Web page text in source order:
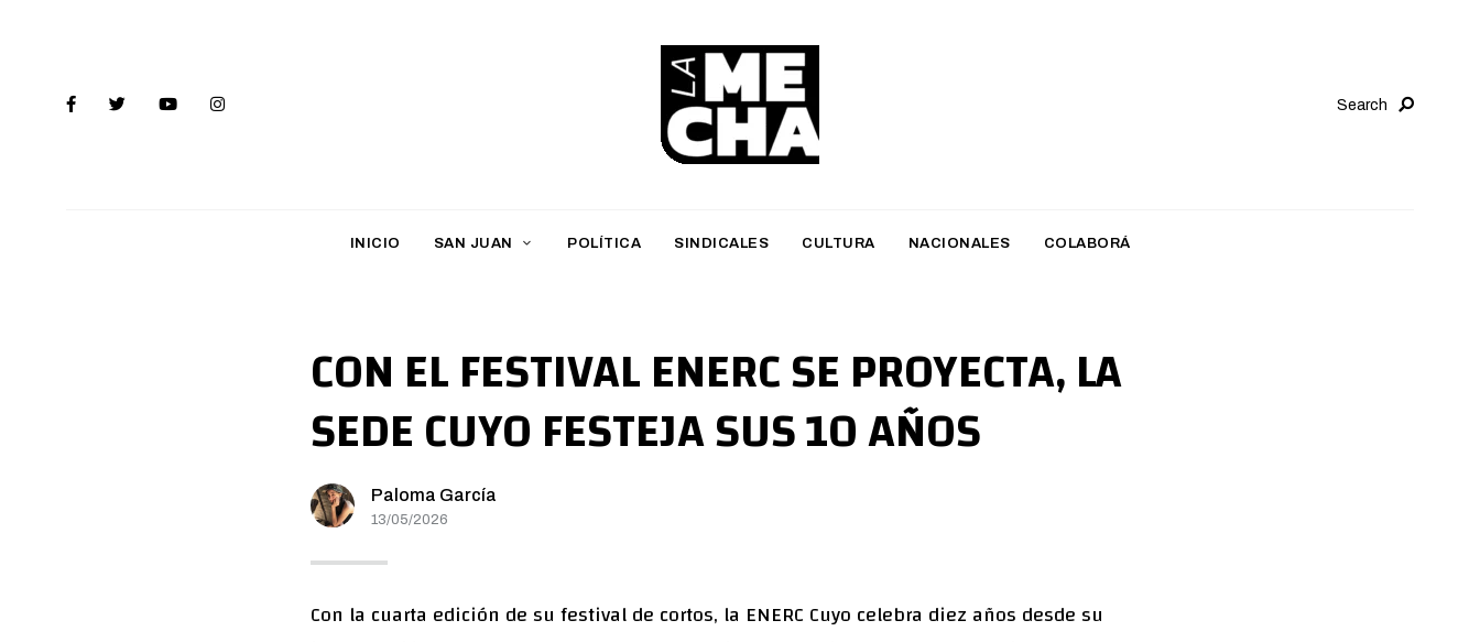
a
M
h
a
Search
INICIO SAN JUAN POLÍTICA SINDICALES CULTURA NACIONALES COLABORÁ
CON EL FESTIVAL ENERC SE PROYECTA, LA
SEDE CUYO FESTEJA SUS 10 AÑOS
Paloma García
13/05/2026
Con la cuarta edición de su festival de cortos, la ENERC Cuyo celebra diez años desde su